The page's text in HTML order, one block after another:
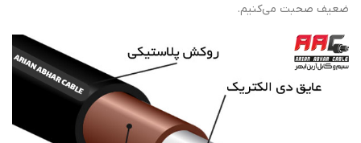
ضعیف صحبت می‌کنیم.